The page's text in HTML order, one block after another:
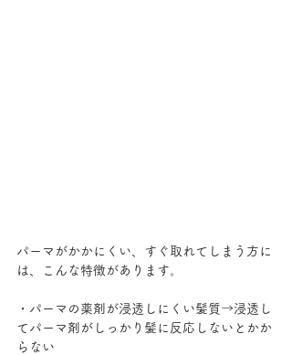
パーマがかかにくい、すぐ取れてしまう方に
は、こんな特徴があります。
・パーマの薬剤が浸透しにくい髪質→浸透し
てパーマ剤がしっかり髪に反応しないとかか
らない